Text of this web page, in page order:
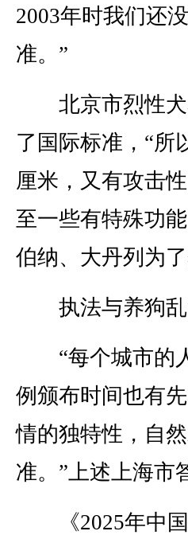
2003年时我们还
准。”
北京市烈性犬
了国际标准，“所
厘米，又有攻击
至一些有特殊功
伯纳、大丹列为了
执法与养狗乱
“每个城市的人
例颁布时间也有
情的独特性，自
准。”上述上海市
《2025年中国